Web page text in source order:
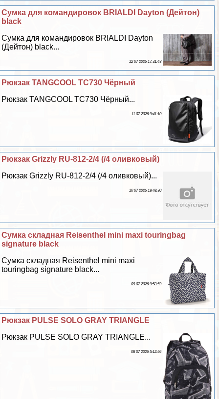
Сумка для комaндировок BRIALDI Dayton (Дейтон)
black
Сумка для комaндировок BRIALDI Dayton
(Дейтон) black...
12 07 2026 17:31:43
Рюкзак TANGCOOL TC730 Чёрный
Рюкзак TANGCOOL TC730 Чёрный...
11 07 2026 9:41:10
Рюкзак Grizzly RU-812-2/4 (/4 оливковый)
Рюкзак Grizzly RU-812-2/4 (/4 оливковый)...
10 07 2026 19:48:30
Сумка складная Reisenthel mini maxi touringbag
signature black
Сумка складная Reisenthel mini maxi
touringbag signature black...
09 07 2026 9:53:59
Рюкзак PULSE SOLO GRAY TRIANGLE
Рюкзак PULSE SOLO GRAY TRIANGLE...
08 07 2026 5:12:56